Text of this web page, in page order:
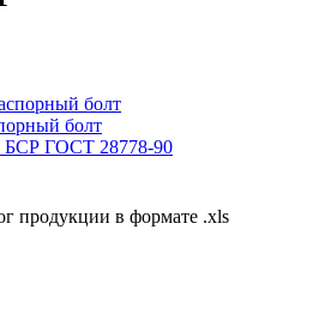
болт
ГОСТ 28778-90
продукции в формате .xls